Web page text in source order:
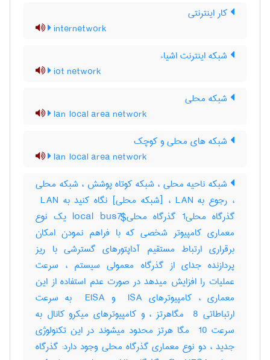
کار اینترنتی
internetwork
شبکه اینترنت اشیاء
iot network
شبکه محلی
lan local area network
شبکه های محلی و کوچک
lan local area network
شبکه ناحیه محلی ، شبکه کوتاه پوشش ، شبکه محلی
، رجوع به LAN ، [شبکه محلی] نگاه کنید به ‎ LAN
گذرگاه محلی‎1 گذرگاه محلی‎local bus7$ یک نوع
معماری کامپیوتر شخصی که با فراهم نمودن امکان
برقراری ارتباط مستقیم آداپتورهای گسترشی با ریز
پردازنده جدای از گذرگاه معمولی سیستم ، سرعت
عملیات را افزایش میدهد در صورت عدم استفاده از این
معماری ، کامپیوترهای ‎ ISA و ‎ EISA به سرعت
ارتباطاتی ‎ 8 مگاهرتز ، و کامپیوترهای میکرو کانال به
سرعت ‎ 10 مگا هرتز محدود میشوند در این تکنولوژی
جدید ، دو نوع معماری گذرگاه محلی وجود دارد: گذرگاه